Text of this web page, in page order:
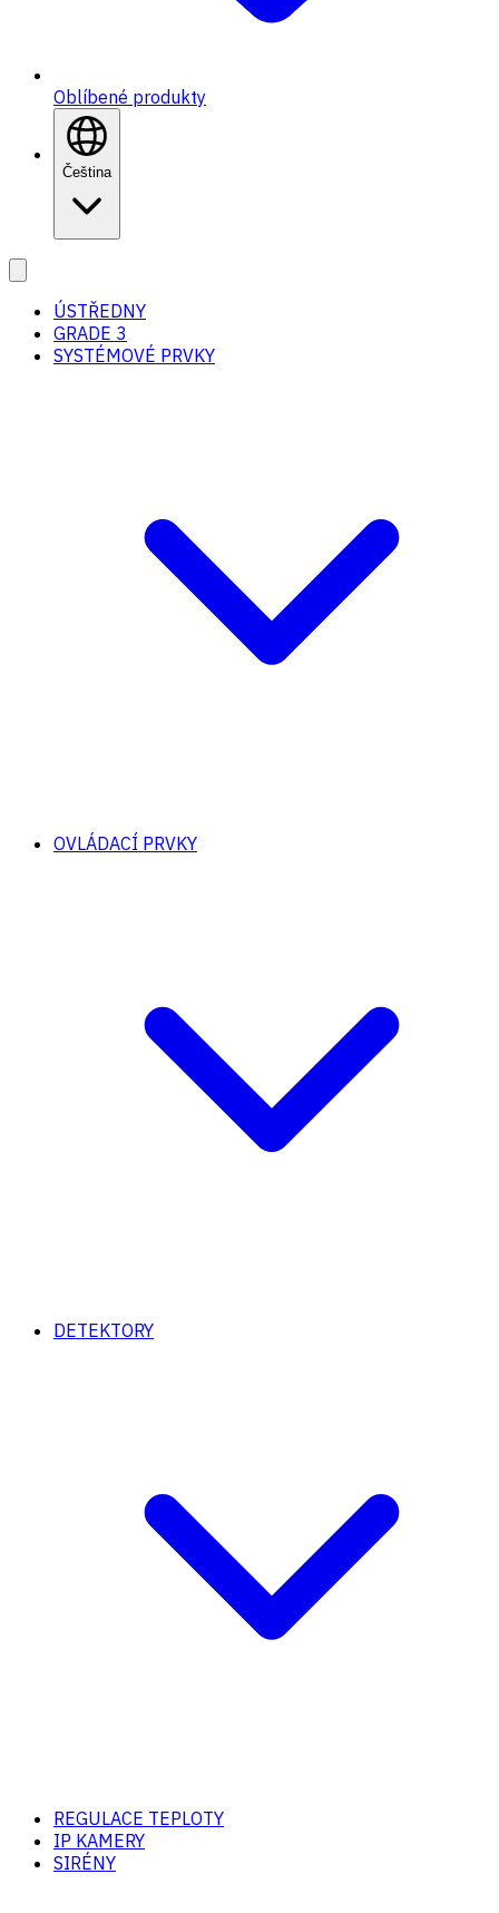
Oblíbené produkty
Čeština
ÚSTŘEDNY
GRADE 3
SYSTÉMOVÉ PRVKY
OVLÁDACÍ PRVKY
DETEKTORY
REGULACE TEPLOTY
IP KAMERY
SIRÉNY